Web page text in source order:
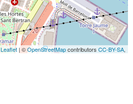
Leaflet | ©OpenStreetMapcontributors CC-BY-SA,